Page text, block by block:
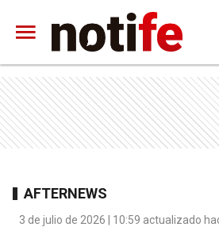
AFTERNEWS
3 de julio de 2026 | 10:59 actualizado